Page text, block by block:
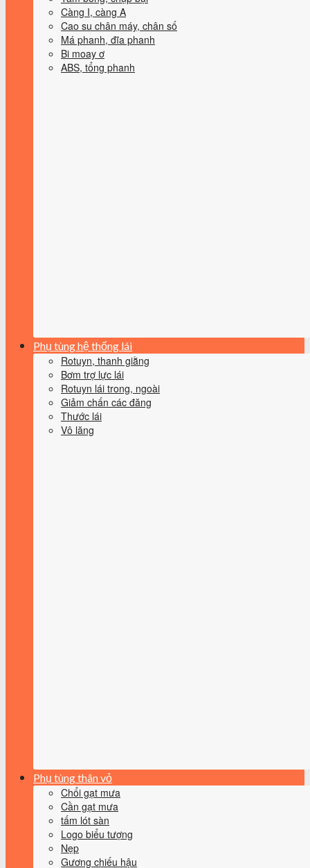
Càng I, càng A
Cao su chân máy, chân số
Má phanh, đĩa phanh
Bi moay ơ
ABS, tổng phanh
Phụ tùng hệ thống lái
Rotuyn, thanh giằng
Bơm trợ lực lái
Rotuyn lái trong, ngoài
Giảm chấn các đăng
Thước lái
Vô lăng
Phụ tùng thân vỏ
Chổi gạt mưa
Cần gạt mưa
tấm lót sàn
Logo biểu tượng
Nẹp
Gương chiếu hậu